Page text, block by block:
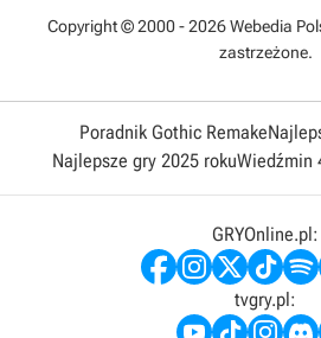
Copyright © 2000 - 2026 Webedia
zastrzeżone.
Poradnik Gothic Remake
Najlepsze gry 2025 rokuWiedźmin
GRYOnline.pl:
tvgry.pl: